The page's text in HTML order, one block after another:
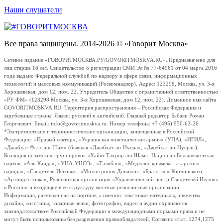
Наши слушатели
Все права защищены. 2014-2026 © «Говорит Москва»
Сетевое издание «ГОВОРИТМОСКВА.РУ/GOVORITMOSKVA.RU». Предназначено для
лиц старше 16 лет. Свидетельство о регистрации СМИ Эл № 77-64961 от 04 марта 2016
года выдано Федеральной службой по надзору в сфере связи, информационных
технологий и массовых коммуникаций (Роскомнадзор). Адрес: 123298, Москва, ул. 3-я
Хорошевская, дом 12, пом. 22. Учредитель Общество с ограниченной ответственностью
«РУ ФМ» (123298 Москва, ул. 3-я Хорошевская, дом 12, пом. 22). Доменное имя сайта
GOVORITMOSKVA.RU. Территория распространения – Российская Федерация и
зарубежные страны. Языки: русский и английский. Главный редактор Бабаян Роман
Георгиевич. Email: info@govoritmoskva.ru. Номер телефона: +7 (495) 950-62-26
*Экстремистские и террористические организации, запрещенные в Российской
Федерации: «Правый сектор», «Украинская повстанческая армия» (УПА), «ИГИЛ»,
«Джабхат Фатх аш-Шам» (бывшая «Джабхат ан-Нусра», «Джебхат ан-Нусра»),
Коалиция исламских группировок «Хайят Тахрир аш-Шам», Национал-Большевистская
партия, «Аль-Каида», «УНА-УНСО», «Талибан», «Меджлис крымско-татарского
народа», «Свидетели Иеговы», «Мизантропик Дивижн», «Братство» Корчинского,
«Артподготовка», Религиозная организация «Управленческий центр Свидетелей Иеговы
в России» и входящие в ее структуру местные религиозные организации.
Информация, размещенная на портале, а именно: текстовые материалы, элементы
дизайна, логотипы, товарные знаки, фотографии, видео и аудио охраняются
законодательством Российской Федерации и международными нормами права и не
могут быть использованы без разрешения правообладателей. Согласно ст.ст. 1274,1275